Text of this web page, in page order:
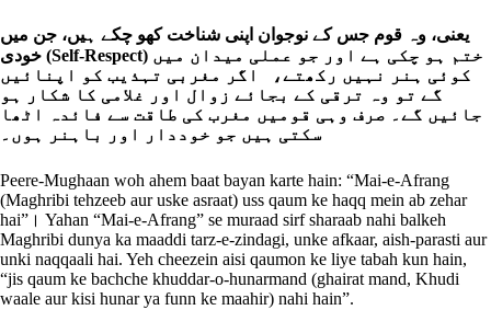
یعنی، وہ قوم جس کے نوجوان اپنی شناخت کھو چکے ہیں، جن میں
خودی (Self-Respect) ختم ہو چکی ہے اور جو عملی میدان میں
کوئی ہنر نہیں رکھتے، اگر مغربی تہذیب کو اپنائیں
گے تو وہ ترقی کے بجائے زوال اور غلامی کا شکار ہو
جائیں گے۔ صرف وہی قومیں مغرب کی طاقت سے فائدہ اٹھا
سکتی ہیں جو خوددار اور باہنر ہوں۔
Peere-Mughaan woh ahem baat bayan karte hain: “Mai-e-Afrang
(Maghribi tehzeeb aur uske asraat) uss qaum ke haqq mein ab zehar
hai”। Yahan “Mai-e-Afrang” se muraad sirf sharaab nahi balkeh
Maghribi dunya ka maaddi tarz-e-zindagi, unke afkaar, aish-parasti aur
unki naqqaali hai. Yeh cheezein aisi qaumon ke liye tabah kun hain,
“jis qaum ke bachche khuddar-o-hunarmand (ghairat mand, Khudi
waale aur kisi hunar ya funn ke maahir) nahi hain”.